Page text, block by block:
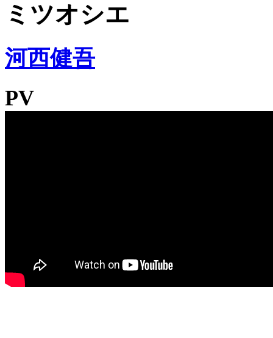
ミツオシエ
河西健吾
PV